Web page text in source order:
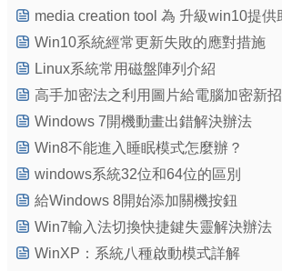
Win10系統經常更新失敗的應對措施
Linux系統常用磁盤陣列介紹
高手加密法之利用圖片給電腦加密新招
Windows 7開機動畫出錯解決辦法
Win8不能進入睡眠模式怎麼辦？
windows系統32位和64位的區別
給Windows 8開始添加關機按鈕
Win7輸入法切換快捷鍵失靈解決辦法
WinXP：系統八種啟動模式詳解